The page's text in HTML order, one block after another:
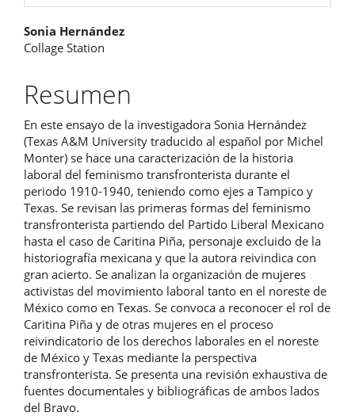
Contenido
principal
del
artículo
Sonia Hernández
Collage Station
Resumen
En este ensayo de la investigadora Sonia Hernández
(Texas A&M University traducido al español por Michel
Monter) se hace una caracterización de la historia
laboral del feminismo transfronterista durante el
periodo 1910-1940, teniendo como ejes a Tampico y
Texas. Se revisan las primeras formas del feminismo
transfronterista partiendo del Partido Liberal Mexicano
hasta el caso de Caritina Piña, personaje excluido de la
historiografía mexicana y que la autora reivindica con
gran acierto. Se analizan la organización de mujeres
activistas del movimiento laboral tanto en el noreste de
México como en Texas. Se convoca a reconocer el rol de
Caritina Piña y de otras mujeres en el proceso
reivindicatorio de los derechos laborales en el noreste
de México y Texas mediante la perspectiva
transfronterista. Se presenta una revisión exhaustiva de
fuentes documentales y bibliográficas de ambos lados
del Bravo.